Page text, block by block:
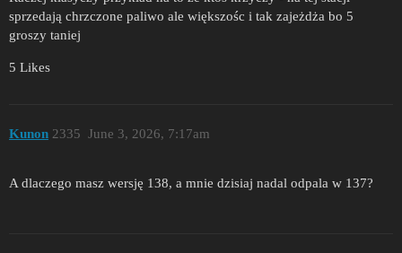
sprzedają chrzczone paliwo ale większośc i tak zajeżdża bo 5
groszy taniej
5 Likes
Kunon June 3, 2026, 7:17am
2335
A dlaczego masz wersję 138, a mnie dzisiaj nadal odpala w 137?